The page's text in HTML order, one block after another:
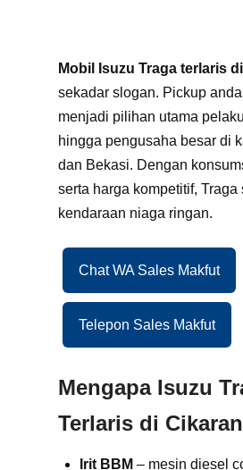
Mobil Isuzu Traga terlaris
sekadar slogan. Pickup
menjadi pilihan utama
hingga pengusaha besar di
dan Bekasi. Dengan
serta harga kompetitif,
kendaraan niaga ringan.
Chat WA Sales Makfut
Telepon Sales Makfut
Mengapa Isuzu
Terlaris di
Irit BBM – mesin diesel